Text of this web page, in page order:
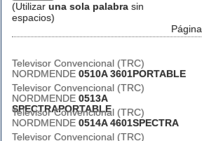
(Utilizar una sola palabra sin
espacios)
Página
Televisor Convencional (TRC)
NORDMENDE 0510A 3601PORTABLE
Televisor Convencional (TRC)
NORDMENDE 0513A
SPECTRAPORTABLE
Televisor Convencional (TRC)
NORDMENDE 0514A 4601SPECTRA
Televisor Convencional (TRC)